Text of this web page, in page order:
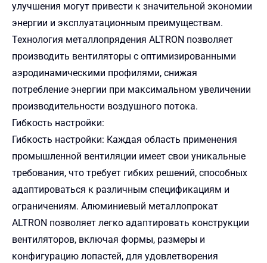
улучшения могут привести к значительной экономии
энергии и эксплуатационным преимуществам.
Технология металлопрядения ALTRON позволяет
производить вентиляторы с оптимизированными
аэродинамическими профилями, снижая
потребление энергии при максимальном увеличении
производительности воздушного потока.
Гибкость настройки:
Гибкость настройки: Каждая область применения
промышленной вентиляции имеет свои уникальные
требования, что требует гибких решений, способных
адаптироваться к различным спецификациям и
ограничениям. Алюминиевый металлопрокат
ALTRON позволяет легко адаптировать конструкции
вентиляторов, включая формы, размеры и
конфигурацию лопастей, для удовлетворения